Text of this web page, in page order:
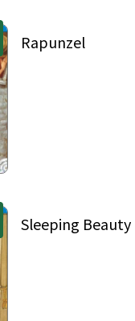
Rapunzel
Sleeping Beauty